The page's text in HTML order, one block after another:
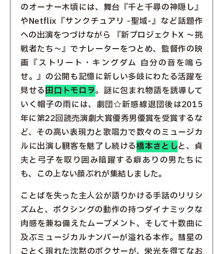
のオーナー木頃には、舞台『千と千尋の神隠し』
やNetflix『サンクチュアリ -聖域-』など話題作
への出演をつづけながら 『新プロジェクトX 〜挑
戦者たち〜』でナレーターをつとめ、監督作の映
画『ストリート・キングダム 自分の音を鳴ら
せ。』の公開も記憶に新しい多岐にわたる活躍を
見せる田口トモロヲ。謎に包まれ物語を誘導して
いく帽子の雨には、劇団☆新感線退団後は2015
年に第22回読売演劇大賞優秀男優賞を受賞するな
ど、その高い表現力と歌唱力で数々のミュージカ
ルに出演し観客を魅了し続ける橋本さとしと、貞
夫と弓子を取り囲み暗躍する癖ありの男たちに
も、この上ない顔ぶれが集結しました。
ことばを失った主人公が語りかける手話のリリシ
ズムと、ボクシングの動作の持つダイナミックな
肉感を兼ね備えたムーブメント、そして十数曲に
及ぶミュージカルナンバーが溢れる本作。彗星の
ごとく現れた沈黙のボクサーが、栄光を得てなお